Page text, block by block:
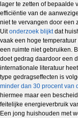
lager te zetten of bepaalde
efficiëntie van de
niet te vervangen door een
Uitonderzoek blijktdat
vaak een hoge
een ruimte niet gebruiken.
doet gedrag daardoor een
internationale literatuur
type gedragseffecten is
minder dan 30 procent van
hiermee maar een
feitelijke energieverbruik
Een jong huishouden met